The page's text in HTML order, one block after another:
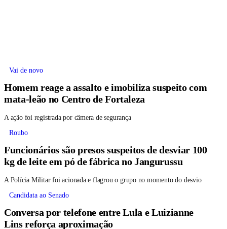
Vai de novo
Homem reage a assalto e imobiliza suspeito com
mata-leão no Centro de Fortaleza
A ação foi registrada por câmera de segurança
Roubo
Funcionários são presos suspeitos de desviar 100
kg de leite em pó de fábrica no Jangurussu
A Polícia Militar foi acionada e flagrou o grupo no momento do desvio
Candidata ao Senado
Conversa por telefone entre Lula e Luizianne
Lins reforça aproximação